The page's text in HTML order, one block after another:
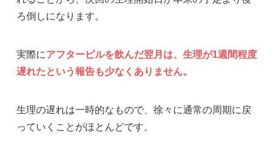
ろ倒しになります。
実際にアフターピルを飲んだ翌月は、生理が1週間程度
遅れたという報告も少なくありません。
生理の遅れは一時的なもので、徐々に通常の周期に戻
っていくことがほとんどです。